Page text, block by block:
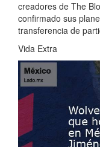
creadores de The
confirmado sus
transferencia de
Vida Extra